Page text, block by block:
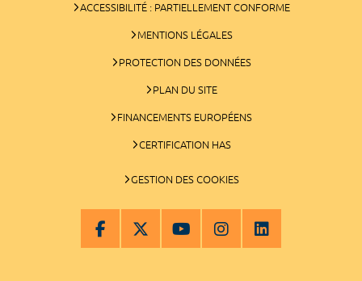
ACCESSIBILITÉ : PARTIELLEMENT CONFORME
MENTIONS LÉGALES
PROTECTION DES DONNÉES
PLAN DU SITE
FINANCEMENTS EUROPÉENS
CERTIFICATION HAS
GESTION DES COOKIES